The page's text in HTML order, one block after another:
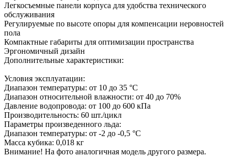
Легкосъемные панели корпуса для удобства технического
обслуживания
Регулируемые по высоте опоры для компенсации неровностей
пола
Компактные габариты для оптимизации пространства
Эргономичный дизайн
Дополнительные характеристики:
Условия эксплуатации:
Диапазон температуры: от 10 до 35 °C
Диапазон относительной влажности: от 40 до 70%
Давление водопровода: от 100 до 600 кПа
Производительность: 60 шт./цикл
Параметры произведенного льда:
Диапазон температуры: от -2 до -0,5 °C
Масса кубика: 0,018 кг
Внимание! На фото аналогичная модель другого размера.